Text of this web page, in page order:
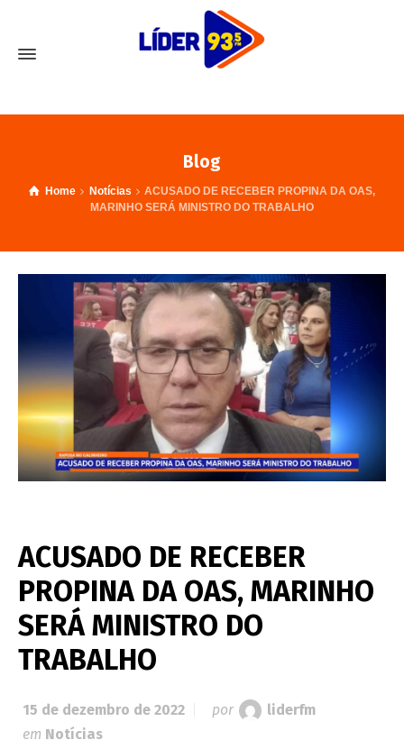
Blog
Home Notícias
ACUSADO DE RECEBER PROPINA DA OAS,
MARINHO SERÁ MINISTRO DO TRABALHO
ACUSADO DE RECEBER
PROPINA DA OAS, MARINHO
SERÁ MINISTRO DO
TRABALHO
15 de dezembro de 2022 por
liderfm
em Notícias